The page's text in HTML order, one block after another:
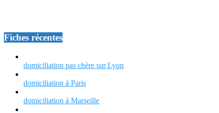
Fiches récentes
domiciliation pas chère sur Lyon
domiciliation à Paris
domiciliation à Marseille